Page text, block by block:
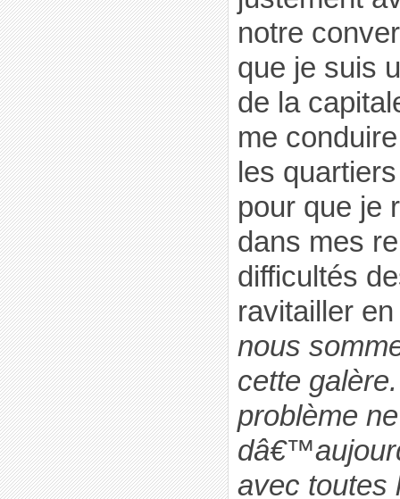
notre
que je suis
de la
me
les
pour que je
dans mes
difficultés
ravitailler
nous
cette
problème
avec toutes